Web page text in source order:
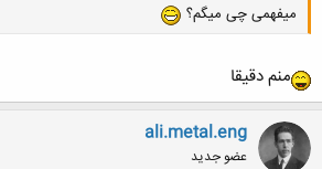
میفهمی چی میگم؟
منم دقیقا
ali.metal.eng
عضو جدید